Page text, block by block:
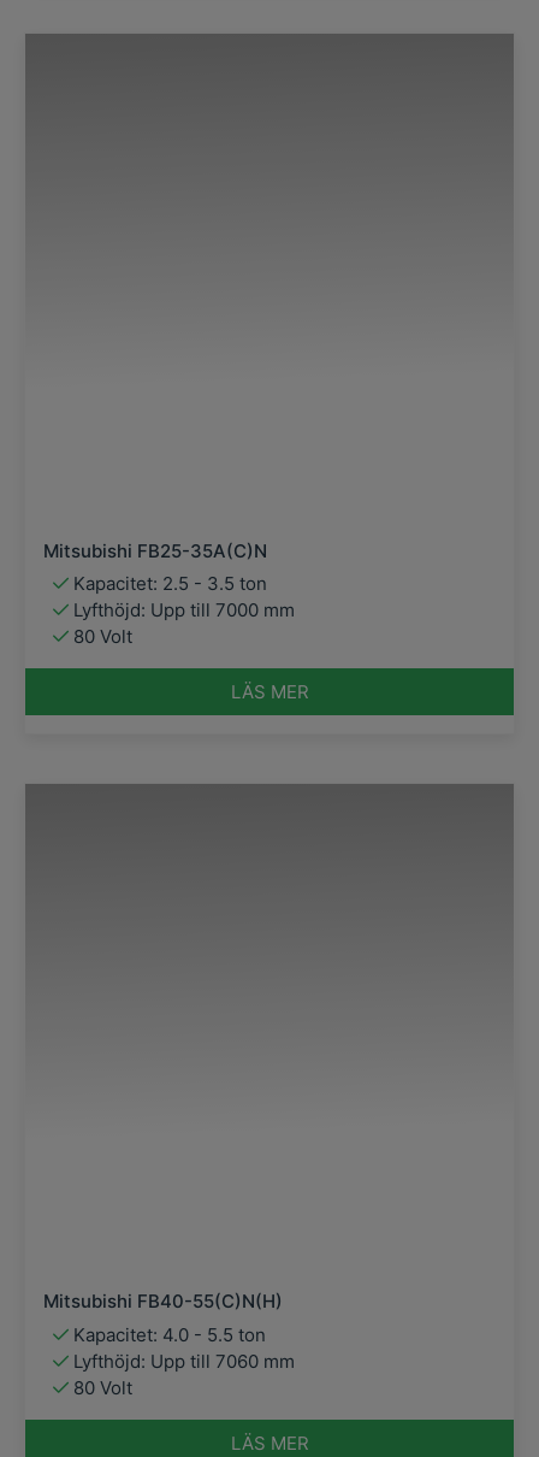
Mitsubishi FB25-35A(C)N
Kapacitet: 2.5 - 3.5 ton
Lyfthöjd: Upp till 7000 mm
80 Volt
LÄS MER
Mitsubishi FB40-55(C)N(H)
Kapacitet: 4.0 - 5.5 ton
Lyfthöjd: Upp till 7060 mm
80 Volt
LÄS MER